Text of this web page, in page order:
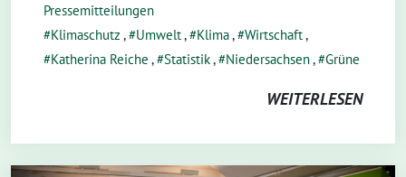
Pressemitteilungen
Klimaschutz , Umwelt, Klima, Wirtschaft,
Katherina Reiche , Statistik, Niedersachsen, Grüne
WEITERLESEN